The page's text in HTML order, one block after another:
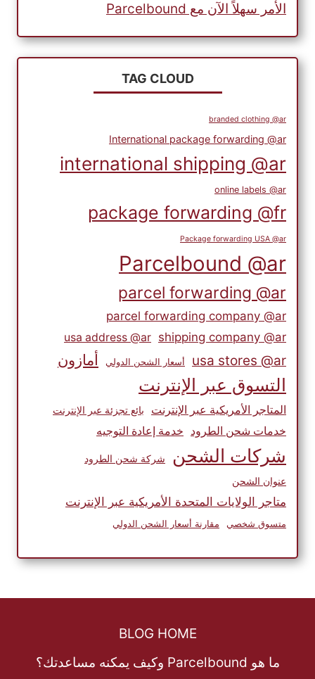
الأمر سهلاً الآن مع Parcelbound
TAG CLOUD
branded clothing @ar
International package forwarding @ar
international shipping @ar
online labels @ar
package forwarding @fr
Package forwarding USA @ar
Parcelbound @ar
parcel forwarding @ar
parcel forwarding company @ar
shipping company @ar
usa address @ar
usa stores @ar أسعار الشحن الدولي أمازون
التسوق عبر الإنترنت
المتاجر الأمريكية عبر الإنترنت بائع تجزئة عبر الإنترنت
خدمات شحن الطرود خدمة إعادة التوجيه
شركات الشحن
شركة شحن الطرود
عنوان الشحن
متاجر الولايات المتحدة الأمريكية عبر الإنترنت
متسوق شخصي مقارنة أسعار الشحن الدولي
BLOG HOME
ما هو Parcelbound وكيف يمكنه مساعدتك؟